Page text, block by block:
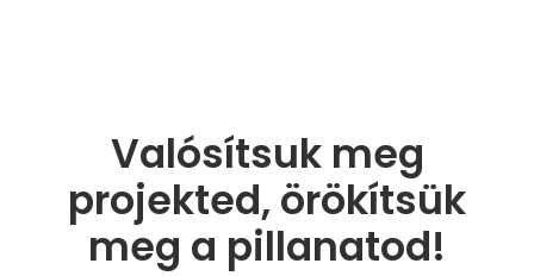
Valósítsuk meg
projekted, örökítsük
meg a pillanatod!